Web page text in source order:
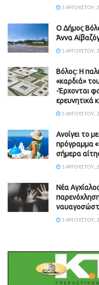
5 ΑΥΓΟΎΣΤΟΥ,
Ο Δήμος
Άννα
5 ΑΥΓΟΎΣΤΟΥ,
Βόλος: Η
«καρδιά»
-Έρχονται
ερευνητικά
5 ΑΥΓΟΎΣΤΟΥ,
Ανοίγει το
πρόγραμμα
σήμερα
5 ΑΥΓΟΎΣΤΟΥ,
Νέα
5 ΑΥΓΟΎΣΤΟΥ,